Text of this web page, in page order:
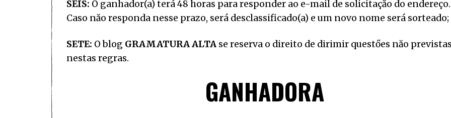
SEIS: O ganhador(a) terá 48 horas para responder ao e-mail de solicitaçăo do endereço.
Caso năo responda nesse prazo, será desclassificado(a) e um novo nome será sorteado;
SETE: O blog GRAMATURA ALTA se reserva o direito de dirimir questőes năo
nestas regras.
GANHADORA